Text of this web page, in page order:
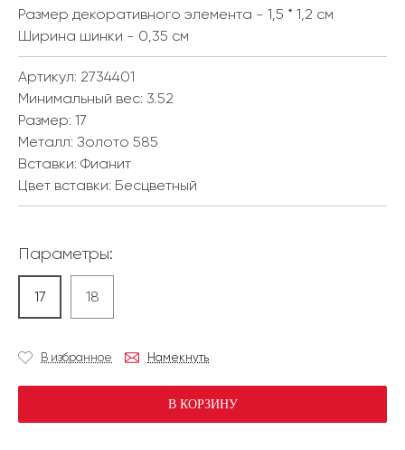
Размер декоративного элемента - 1,5 * 1,2 см
Ширина шинки - 0,35 см
Артикул: 2734401
Минимальный вес: 3.52
Размер: 17
Металл: Золото 585
Вставки: Фианит
Цвет вставки: Бесцветный
Параметры:
17 18
В избранное Намекнуть
В КОРЗИНУ